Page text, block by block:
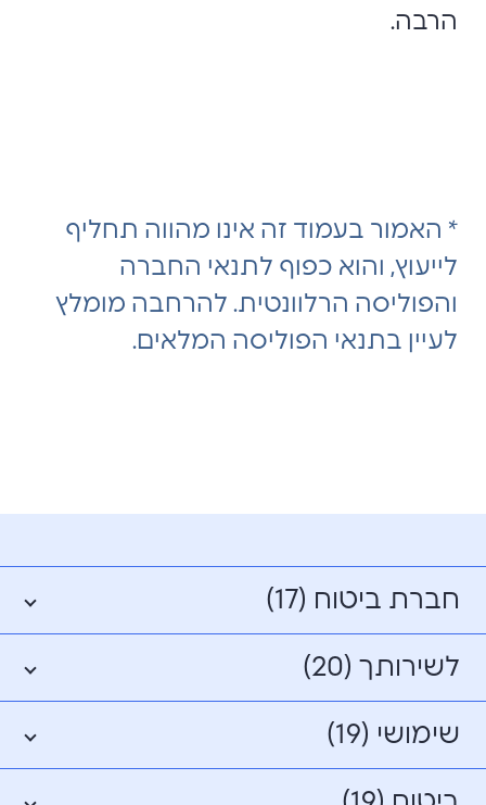
הרבה.
* האמור בעמוד זה אינו מהווה תחליף
לייעוץ, והוא כפוף לתנאי החברה
והפוליסה הרלוונטית. להרחבה מומלץ
לעיין בתנאי הפוליסה המלאים.
חברת ביטוח (17)
לשירותך (20)
שימושי (19)